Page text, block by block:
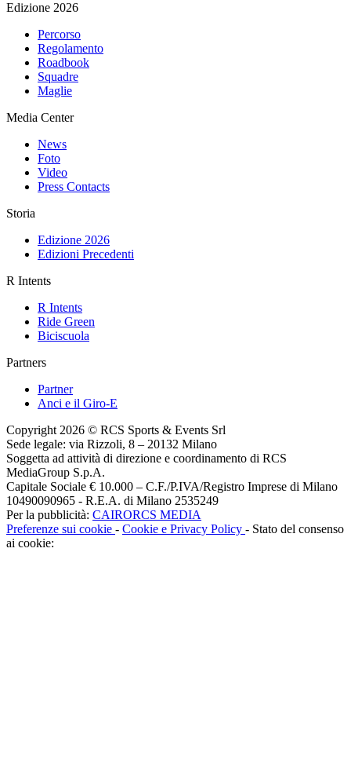
Edizione 2026
Percorso
Regolamento
Roadbook
Squadre
Maglie
Media Center
News
Foto
Video
Press Contacts
Storia
Edizione 2026
Edizioni Precedenti
R Intents
R Intents
Ride Green
Biciscuola
Partners
Partner
Anci e il Giro-E
Copyright 2026 © RCS Sports & Events Srl
Sede legale: via Rizzoli, 8 – 20132 Milano
Soggetta ad attività di direzione e coordinamento di RCS
MediaGroup S.p.A.
Capitale Sociale € 10.000 – C.F./P.IVA/Registro Imprese di Milano
10490090965 - R.E.A. di Milano 2535249
Per la pubblicità: CAIRORCS MEDIA
Preferenze sui cookie - Cookie e Privacy Policy - Stato del consenso
ai cookie: